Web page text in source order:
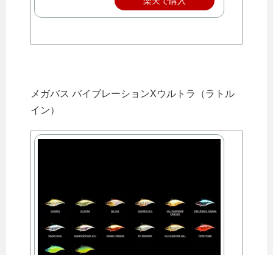
メガバス バイブレーションXウルトラ（ラトル
イン）